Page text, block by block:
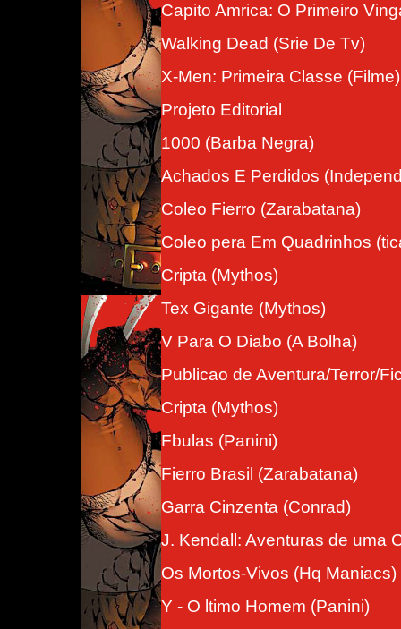
Capito Amrica: O Primeiro
Walking Dead (Srie De Tv)
X-Men: Primeira Classe (Filme)
Projeto Editorial
1000 (Barba Negra)
Achados E Perdidos
Coleo Fierro (Zarabatana)
Coleo pera Em Quadrinhos
Cripta (Mythos)
Tex Gigante (Mythos)
V Para O Diabo (A Bolha)
Publicao de Aventura/Terror/
Cripta (Mythos)
Fbulas (Panini)
Fierro Brasil (Zarabatana)
Garra Cinzenta (Conrad)
J. Kendall: Aventuras de uma
Os Mortos-Vivos (Hq Maniacs)
Y - O ltimo Homem (Panini)